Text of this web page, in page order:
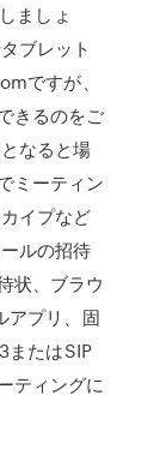
ましょ
ブレット
ですが、
きるのをご
なると場
ミーティン
イプなど
ルの招待
状、ブラウ
アプリ、固
またはSIP
ティングに